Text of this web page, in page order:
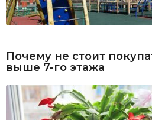
Почему не стоит
выше 7-го этажа